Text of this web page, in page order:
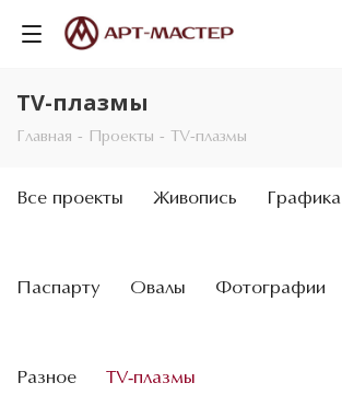
TV-плазмы
Главная - Проекты - TV-плазмы
Все проекты Живопись Графика
Паспарту Овалы Фотографии
Разное TV-плазмы